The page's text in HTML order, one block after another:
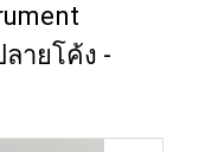
ายโค้ง -